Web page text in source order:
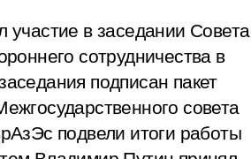
участие в заседании Совета
сотрудничества в
подписан пакет
совета
подвели итоги работы